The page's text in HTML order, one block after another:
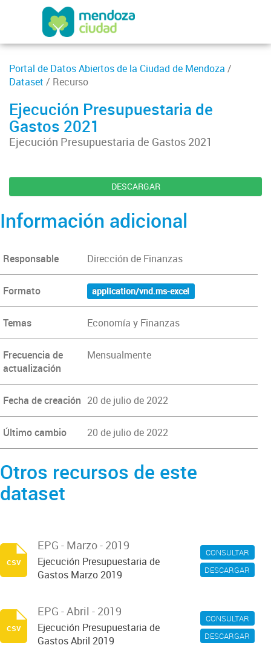
Portal de Datos Abiertos de la Ciudad de Mendoza /
Dataset / Recurso
Ejecución Presupuestaria de
Gastos 2021
Ejecución Presupuestaria de Gastos 2021
DESCARGAR
Información adicional
Responsable Dirección de Finanzas
Formato application/vnd.ms-excel
Temas Economía y Finanzas
Frecuencia de
actualización
Mensualmente
Fecha de creación 20 de julio de 2022
Último cambio 20 de julio de 2022
Otros recursos de este
dataset
CONSULTAR
DESCARGAR
EPG - Marzo - 2019
Ejecución Presupuestaria de
Gastos Marzo 2019
csv
CONSULTAR
DESCARGAR
EPG - Abril - 2019
Ejecución Presupuestaria de
Gastos Abril 2019
csv